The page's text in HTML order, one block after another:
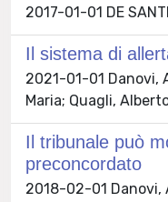
2017-01-01 DE
Il sistema di
2021-01-01 Danovi,
Maria; Quagli,
Il tribunale può
preconcordato
2018-02-01 Danovi,